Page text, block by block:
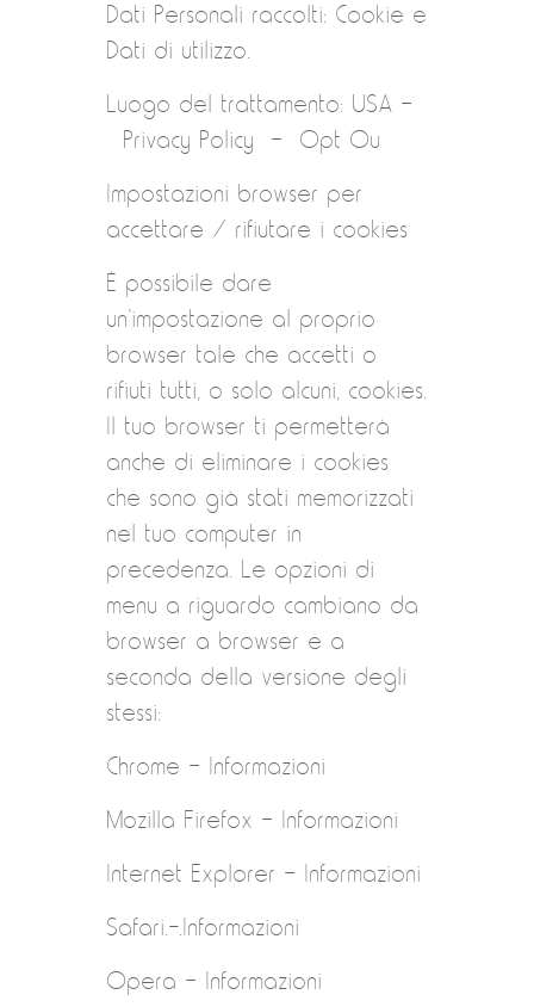
Dati Personali raccolti: Cookie e
Dati di utilizzo.
Luogo del trattamento: USA –
Privacy Policy – Opt Ou
Impostazioni browser per
accettare / rifiutare i cookies
È possibile dare
un’impostazione al proprio
browser tale che accetti o
rifiuti tutti, o solo alcuni, cookies.
Il tuo browser ti permetterà
anche di eliminare i cookies
che sono già stati memorizzati
nel tuo computer in
precedenza. Le opzioni di
menu a riguardo cambiano da
browser a browser e a
seconda della versione degli
stessi:
Chrome – Informazioni
Mozilla Firefox – Informazioni
Internet Explorer – Informazioni
Safari.-.Informazioni
Opera – Informazioni